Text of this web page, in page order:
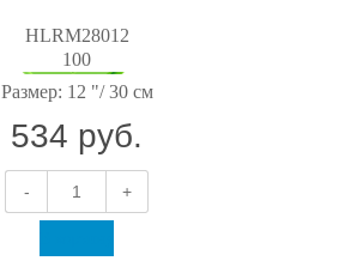
HLRM28012
100
Размер: 12 "/ 30 см
534 руб.
- +